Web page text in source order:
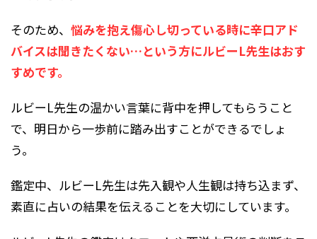
そのため、 悩みを抱え傷心し切っている時に辛口アド
バイスは聞きたくない…という方にルビーL先生はおす
すめです。
ルビーL先生の温かい言葉に背中を押してもらうこと
で、明日から一歩前に踏み出すことができるでしょ
う。
鑑定中、ルビーL先生は先入観や人生観は持ち込まず、
素直に占いの結果を伝えることを大切にしています。